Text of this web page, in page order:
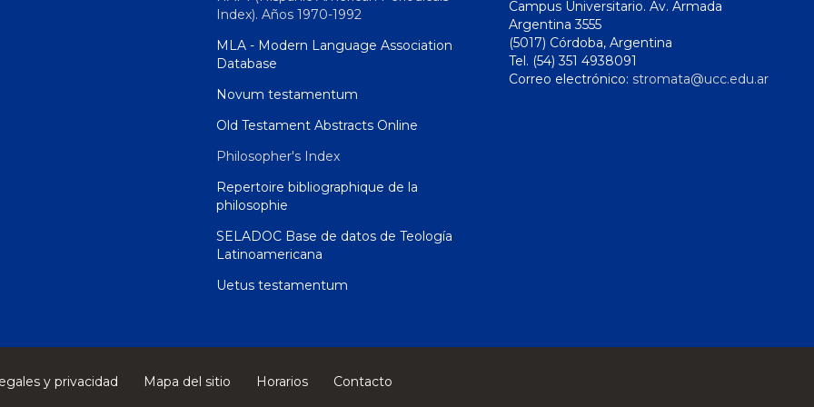
Index). Años 1970-1992
MLA - Modern Language Association
Database
Novum testamentum
Old Testament Abstracts Online
Philosopher's Index
Repertoire bibliographique de la
philosophie
SELADOC Base de datos de Teología
Latinoamericana
Uetus testamentum
Campus Universitario. Av. Armada
Argentina 3555
(5017) Córdoba, Argentina
Tel. (54) 351 4938091
Correo electrónico: stromata@ucc.edu.ar
y privacidad Mapa del sitio Horarios
Contacto